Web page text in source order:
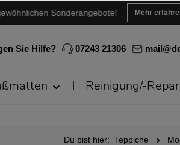
Sonderangebote! Mehr
Sie Hilfe? 07243 21306
Reinigung/-
Du bist hier: Teppiche